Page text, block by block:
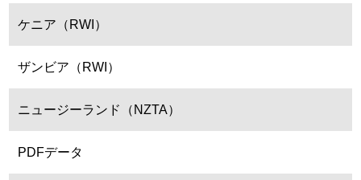
ケニア（RWI）
ザンビア（RWI）
ニュージーランド（NZTA）
PDFデータ